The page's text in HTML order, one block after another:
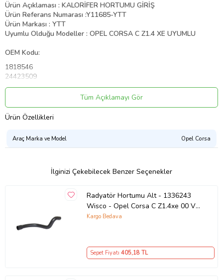
Ürün Açıklaması : KALORİFER HORTUMU GİRİŞ
Ürün Referans Numarası :Y11685-YTT
Ürün Markası : YTT
Uyumlu Olduğu Modeller : OPEL CORSA C Z1.4 XE UYUMLU
OEM Kodu:
1818546
24423509
1818546
Aracınıza uyumlu, kaliteli ve dayanıklı otomobil yedek parçaları!
Aracınızın ihtiyaç duyduğu tüm parçaları en uygun fiyatlarla
kısmından bizimle iletişime geçebilirsiniz. Şase numaranızı
Satın almış olduğunuz ürünü teslim alırkenKUTU VE AMBALAJIN
SAĞLAM OLDUĞUNU GÖZDEN GEÇİRİN, AMBALAJI AÇILMIŞ YA
DA HASAR GÖRMÜŞ İSE MUTLAKA KARGO YETKİLİSİNDEN
TUTANAK TUTULMASINI TALEP EDİN,
Satışa sunulan ürünlerimiz için verilen fiyat açıklamalardaBİRDEN
ya da TAKIM şeklinde belirtilmediği süreceTEK ADET
Tüm Açıklamayı Gör
Ürün Özellikleri
Araç Marka ve Model Opel Corsa
İlginizi Çekebilecek Benzer Seçenekler
Radyatör Hortumu Alt - 1336243
Wisco - Opel Corsa C Z1.4xe 00 Ve
Sonrası Uyumlu
Kargo Bedava
Sepet Fiyatı 405,18 TL